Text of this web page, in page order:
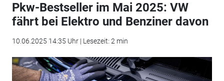
Pkw-Bestseller im Mai 2025: VW
fährt bei Elektro und Benziner davon
10.06.2025 14:35 Uhr | Lesezeit: 2 min